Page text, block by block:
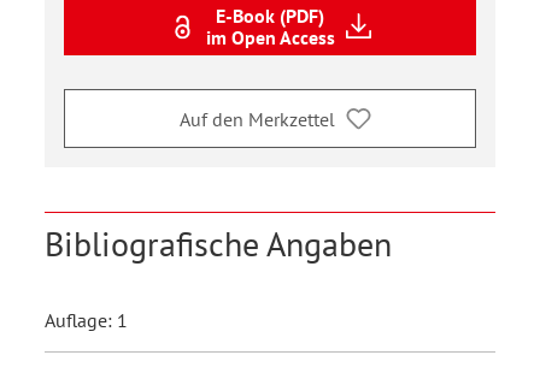
E-Book (PDF)
im Open Access
Auf den Merkzettel
Bibliografische Angaben
Auflage: 1